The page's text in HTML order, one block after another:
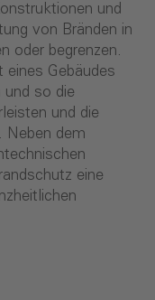
und
von Bränden in
oder begrenzen.
Gebäudes
und so die
und die
Neben dem
eine